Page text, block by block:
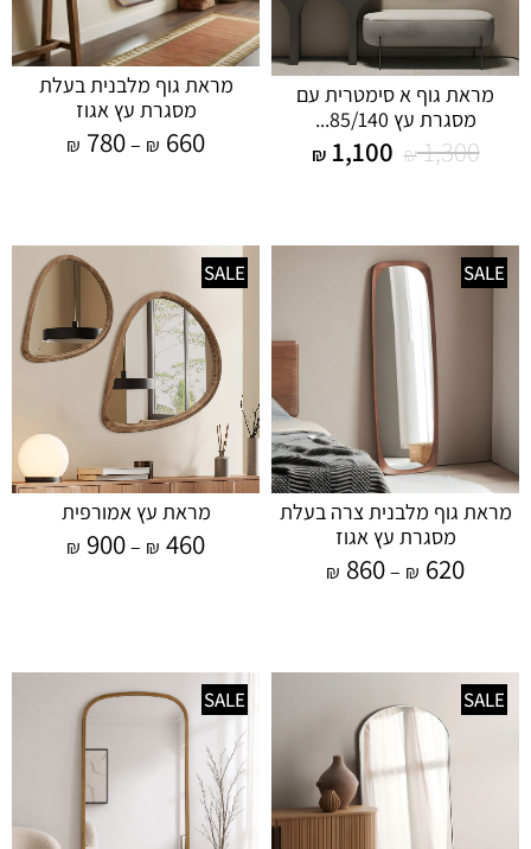
מראת גוף א סימטרית עם
מסגרת עץ 85/140...
₪1,300
₪1,100
מראת גוף מלבנית בעלת
מסגרת עץ אגוז
₪ 660
–
₪ 780
SALE
מראת גוף מלבנית צרה בעלת
מסגרת עץ אגוז
₪ 620
–
₪ 860
SALE
מראת עץ אמורפית
₪ 460
–
₪ 900
SALE
SALE